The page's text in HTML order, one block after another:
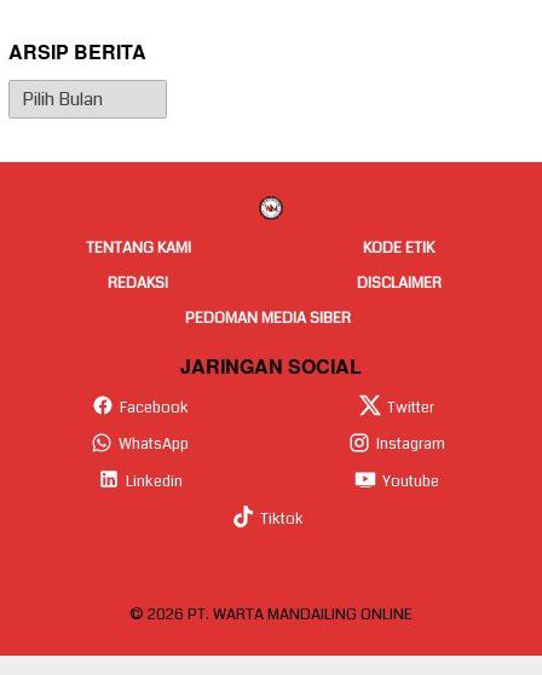
ARSIP BERITA
Arsip
Berita
TENTANG KAMI
KODE ETIK
REDAKSI
DISCLAIMER
PEDOMAN MEDIA SIBER
JARINGAN SOCIAL
Facebook
Twitter
WhatsApp
Instagram
Linkedin
Youtube
Tiktok
© 2026 PT. WARTA MANDAILING ONLINE